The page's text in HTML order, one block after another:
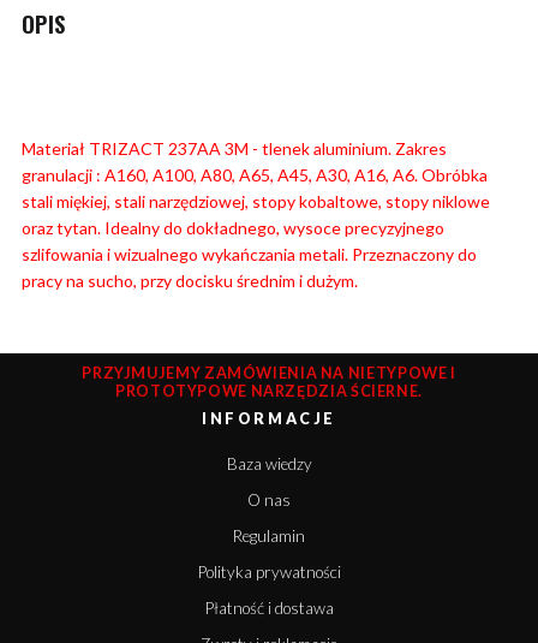
OPIS
Materiał TRIZACT 237AA 3M - tlenek aluminium. Zakres
granulacji : A160, A100, A80, A65, A45, A30, A16, A6. Obróbka
stali miękiej, stali narzędziowej, stopy kobaltowe, stopy niklowe
oraz tytan. Idealny do dokładnego, wysoce precyzyjnego
szlifowania i wizualnego wykańczania metali. Przeznaczony do
pracy na sucho, przy docisku średnim i dużym.
PRZYJMUJEMY ZAMÓWIENIA NA NIETYPOWE I
PROTOTYPOWE NARZĘDZIA ŚCIERNE.
INFORMACJE
Baza wiedzy
O nas
Regulamin
Polityka prywatności
Płatność i dostawa